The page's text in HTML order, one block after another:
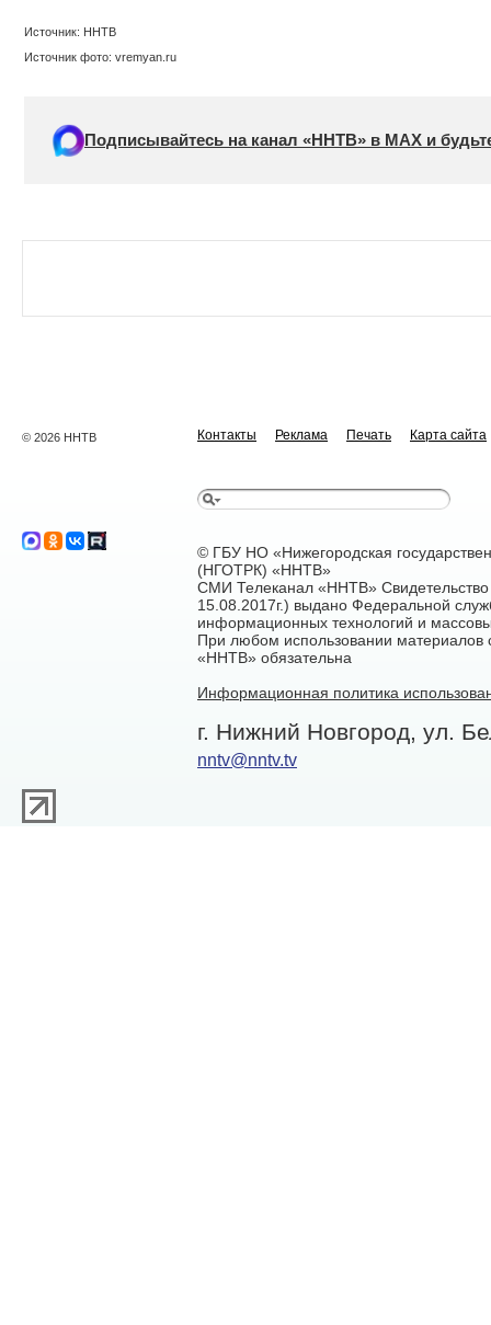
Источник: ННТВ
Источник фото: vremyan.ru
Подписывайтесь на канал «ННТВ» в МАХ и
© 2026 ННТВ Контакты Реклама Печать Карта сайта
© ГБУ НО «Нижегородская
(НГОТРК) «ННТВ»
СМИ Телеканал «ННТВ»
15.08.2017г.) выдано Федеральной
информационных технологий и
При любом использовании материалов
«ННТВ» обязательна
Информационная политика
г. Нижний Новгород, ул.
nntv@nntv.tv